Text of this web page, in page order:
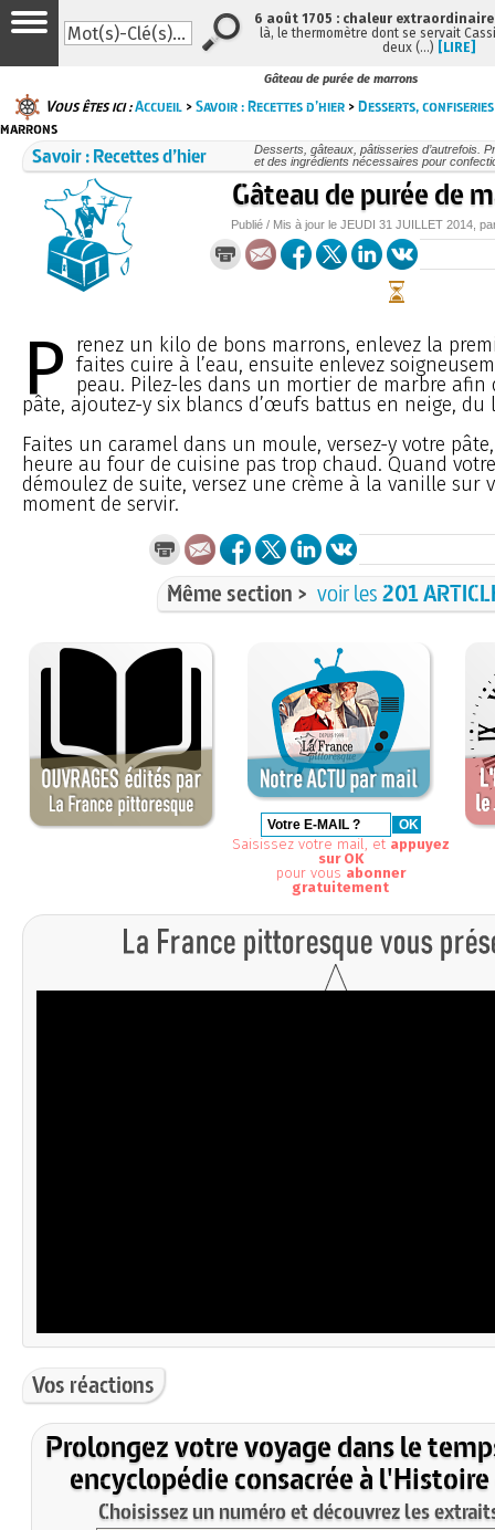
Gâteau de purée de marrons
Vous êtes ici :Accueil >Savoir : Recettes d’hier >Desserts, confiseries
marrons
Savoir : Recettes d’hier
Desserts, gâteaux, pâtisseries d’autrefois.
et des ingrédients nécessaires pour
Gâteau de purée de
Publié / Mis à jour le JEUDI 31 JUILLET 2014,
P renez un kilo de bons marrons, enlevez la
faites cuire à l’eau, ensuite enlevez
peau. Pilez-les dans un mortier de marbre afin
pâte, ajoutez-y six blancs d’œufs battus en neige, du
Faites un caramel dans un moule, versez-y votre
heure au four de cuisine pas trop chaud. Quand
démoulez de suite, versez une crème à la vanille sur
moment de servir.
Même section > voir les201
Saisissez votre mail, et appuyez
sur OK
pour vous abonner
gratuitement
Vos réactions
Prolongez votre voyage dans le
encyclopédie consacrée à l'Histoire
Choisissez un numéro et découvrez les
6 août 1705 : chaleur
là, le thermomètre dont se servait
deux (…) [LIRE]